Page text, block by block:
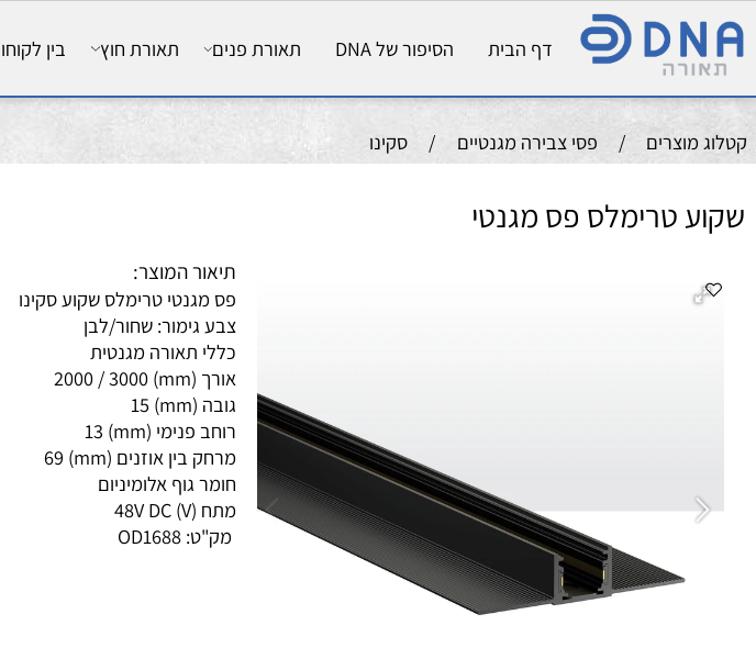
דף הבית הסיפור של DNA תאורת פנים תאורת חוץ בין לקוחותנו
/ פסי צבירה מגנטיים / סקינו
טרימלס פס מגנטי
תיאור המוצר:
פס מגנטי טרימלס שקוע סקינו
צבע גימור: שחור/לבן
כללי תאורה מגנטית
אורך (mm) 2000 / 3000
גובה (mm) 15
רוחב פנימי (mm) 13
מרחק בין אוזנים (mm) 69
חומר גוף אלומיניום
מתח (V) 48V DC